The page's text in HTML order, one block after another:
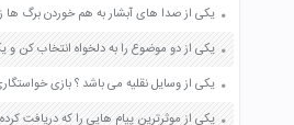
یکی از وسایل نقلیه می باشد ؟ بازی